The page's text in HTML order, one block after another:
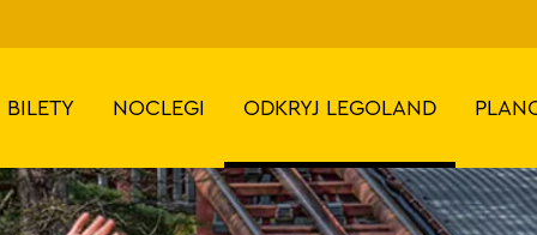
BILETY NOCLEGI ODKRYJ LEGOLAND